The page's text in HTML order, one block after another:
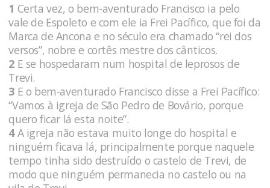
1 Certa vez, o bem-aventurado Francisco ia pelo
vale de Espoleto e com ele ia Frei Pacífico, que foi da
Marca de Ancona e no século era chamado “rei dos
versos”, nobre e cortês mestre dos cânticos.
2 E se hospedaram num hospital de leprosos de
Trevi.
3 E o bem-aventurado Francisco disse a Frei Pacífico:
“Vamos à igreja de São Pedro de Bovário, porque
quero ficar lá esta noite”.
4A igreja não estava muito longe do hospital e
ninguém ficava lá, principalmente porque naquele
tempo tinha sido destruído o castelo de Trevi, de
modo que ninguém permanecia no castelo ou na